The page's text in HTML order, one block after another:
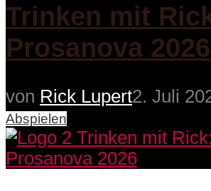
Trinken mit
Prosanova 2026
von Rick Lupert2. Juli
Abspielen